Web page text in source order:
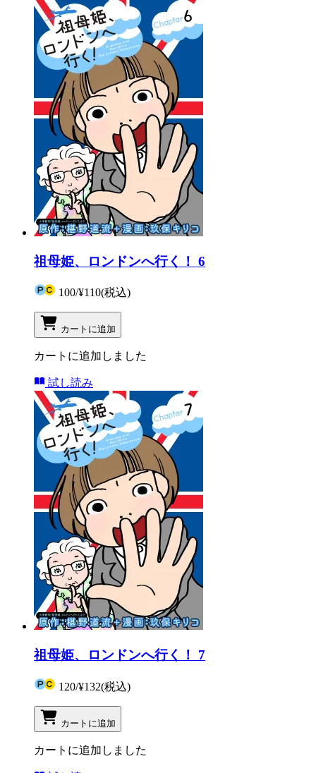
祖母姫、ロンドンへ行く！ 6
100/¥110(税込)
カートに追加
カートに追加しました
試し読み
祖母姫、ロンドンへ行く！ 7
120/¥132(税込)
カートに追加
カートに追加しました